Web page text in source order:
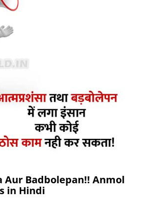
Aur Badbolepan!! Anmol
in Hindi